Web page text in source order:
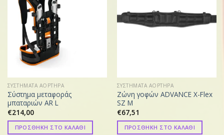
ΣΥΣΤΗΜΑΤΑ ΑΟΡΤΗΡΑ
Σύστημα μεταφοράς
μπαταριών AR L
€214,00
ΠΡΟΣΘΗΚΗ ΣΤΟ ΚΑΛΑΘΙ
ΣΥΣΤΗΜΑΤΑ ΑΟΡΤΗΡΑ
Ζώνη γοφών ADVANCE X-Flex
SZ M
€67,51
ΠΡΟΣΘΗΚΗ ΣΤΟ ΚΑΛΑΘΙ